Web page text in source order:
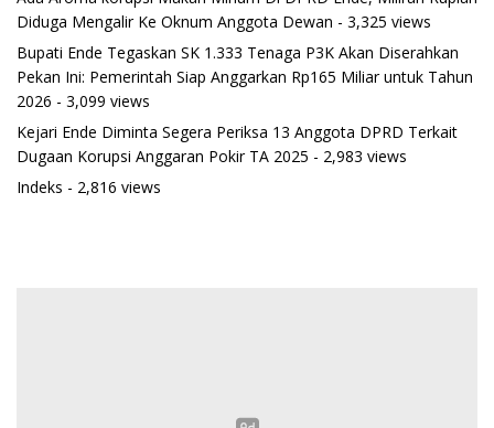
Diduga Mengalir Ke Oknum Anggota Dewan - 3,325 views
Bupati Ende Tegaskan SK 1.333 Tenaga P3K Akan Diserahkan
Pekan Ini: Pemerintah Siap Anggarkan Rp165 Miliar untuk Tahun
2026 - 3,099 views
Kejari Ende Diminta Segera Periksa 13 Anggota DPRD Terkait
Dugaan Korupsi Anggaran Pokir TA 2025 - 2,983 views
Indeks - 2,816 views